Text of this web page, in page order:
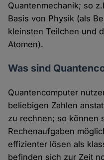
Quantenmechanik; so
Basis von Physik (als
kleinsten Teilchen und
Atomen).
Was sind
Quantencomputer
beliebigen Zahlen
zu rechnen; so können
Rechenaufgaben
effizienter lösen als
befinden sich zur Zeit